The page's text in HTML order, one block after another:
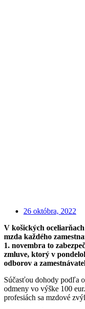
26 októbra, 2022
V košických
mzda každého
1. novembra to
zmluve, ktorý v
odborov a
Súčasťou dohody podľa
odmeny vo výške 100
profesiách sa mzdové